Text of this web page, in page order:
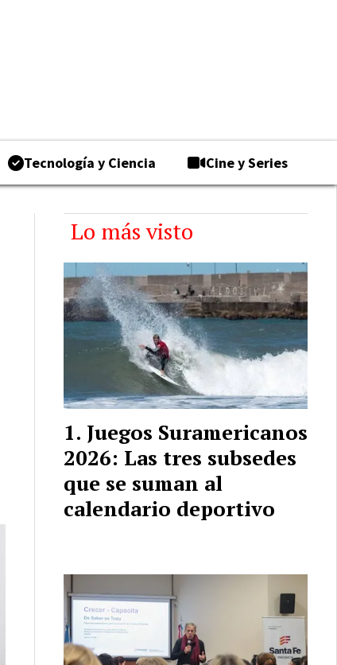
Tecnología y Ciencia Cine y Series
Lo más visto
Juegos Suramericanos
2026: Las tres subsedes
que se suman al
calendario deportivo